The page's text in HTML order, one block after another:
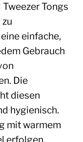
Tongs
einfache,
Gebrauch
Die
diesen
hygienisch.
mit warmem
erfolgen.